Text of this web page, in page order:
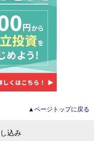
▲ページトップに戻る
し込み